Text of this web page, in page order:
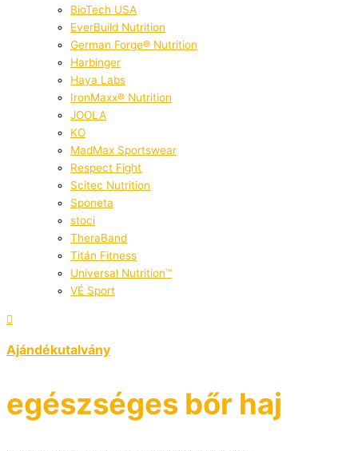
BioTech USA
EverBuild Nutrition
German Forge® Nutrition
Harbinger
Haya Labs
IronMaxx® Nutrition
JOOLA
KO
MadMax Sportswear
Respect Fight
Scitec Nutrition
Sponeta
stoci
TheraBand
Titán Fitness
Universal Nutrition™
VÉ Sport
Ajándékutalvány
egészséges bőr haj